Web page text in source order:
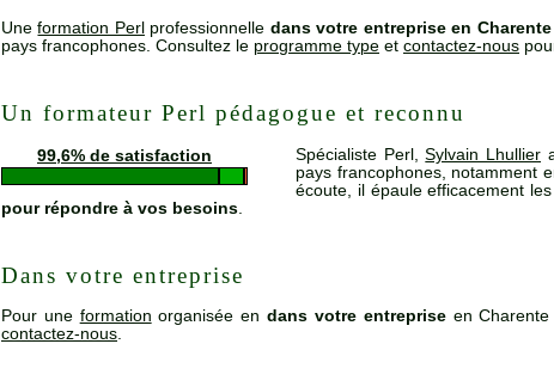
Uneformation Perlprofessionnelle dans votre entreprise en Charente
pays francophones. Consultez le programme type et contactez-nous
Un formateur Perl pédagogue et reconnu
99,6% de satisfaction Spécialiste Perl,Sylvain Lhullier
pays francophones, notamment
écoute, il épaule efficacement les
pour répondre à vos besoins
Dans votre entreprise
Pour une formation organisée endans votre entrepriseen Charente
contactez-nous.